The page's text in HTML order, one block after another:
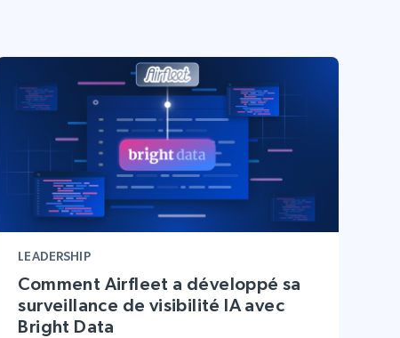
LEADERSHIP
Comment Airfleet a développé sa
surveillance de visibilité IA avec
Bright Data